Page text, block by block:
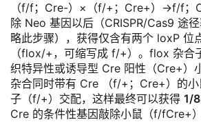
（f/f；Cre-）×（f/+；Cre+）→f/f；
除 Neo 基因以后（CRISPR/Cas9 途
略此步骤），获得仅含有两个 loxP 位
（flox/+，可缩写成 f/+）。flox 杂合
织特异性或诱导型 Cre 阳性（Cre+）
杂合同时带有 Cre （f/+；Cre+）的
子（f/+）交配，这样最终可以获得 1/8
Cre 的条件性基因敲除小鼠（f/fCre+）